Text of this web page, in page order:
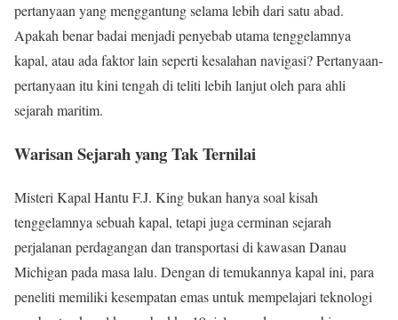
pertanyaan yang menggantung selama lebih dari satu abad.
Apakah benar badai menjadi penyebab utama tenggelamnya
kapal, atau ada faktor lain seperti kesalahan navigasi? Pertanyaan-
pertanyaan itu kini tengah di teliti lebih lanjut oleh para ahli
sejarah maritim.
Warisan Sejarah yang Tak Ternilai
Misteri Kapal Hantu F.J. King bukan hanya soal kisah
tenggelamnya sebuah kapal, tetapi juga cerminan sejarah
perjalanan perdagangan dan transportasi di kawasan Danau
Michigan pada masa lalu. Dengan di temukannya kapal ini, para
peneliti memiliki kesempatan emas untuk mempelajari teknologi